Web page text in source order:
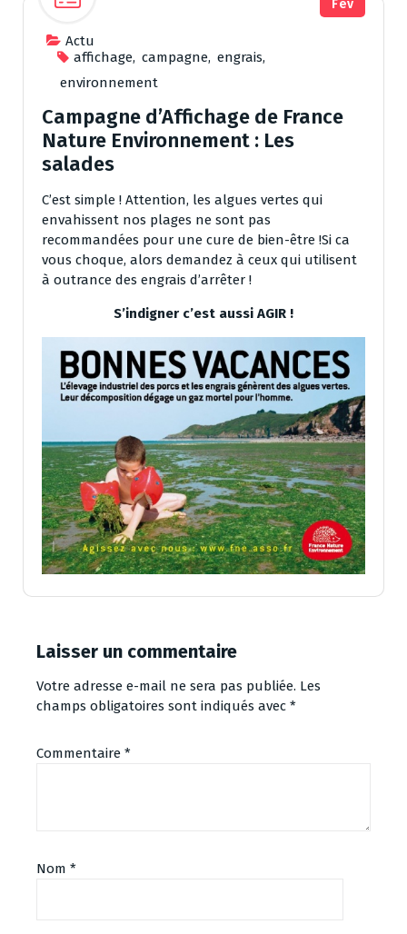
Actu
affichage, campagne, engrais,
environnement
Fév
Campagne d’Affichage de France
Nature Environnement : Les
salades
C’est simple ! Attention, les algues vertes qui
envahissent nos plages ne sont pas
recommandées pour une cure de bien-être !Si ca
vous choque, alors demandez à ceux qui utilisent
à outrance des engrais d’arrêter !
S’indigner c’est aussi AGIR !
Laisser un commentaire
Votre adresse e-mail ne sera pas publiée. Les
champs obligatoires sont indiqués avec *
Commentaire *
Nom *